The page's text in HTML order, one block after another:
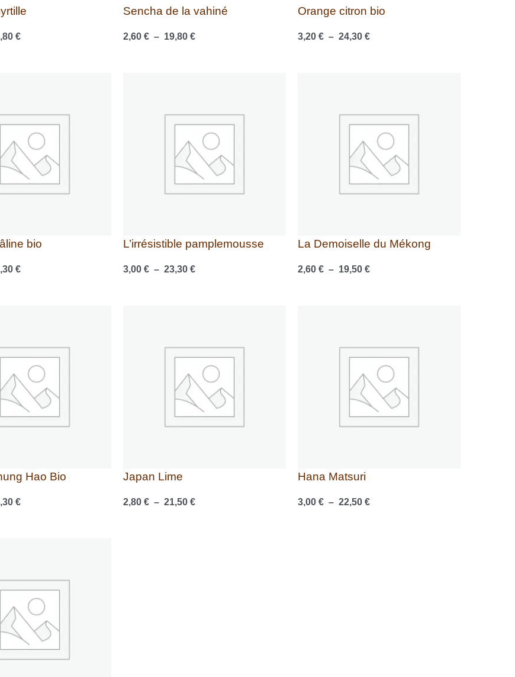
€
Sencha de la vahiné
2,60 € – 19,80 €
Orange citron bio
3,20 € – 24,30 €
bio
€
2,90 €
à
22,30 €
L’irrésistible pamplemousse
3,00 € – 23,30 €
3,00 €
à
23,30 €
La Demoiselle du Mékong
2,60 € – 19,50 €
2,60 €
à
19,50 €
Hao Bio
€
3,20 €
à
24,30 €
Japan Lime
2,80 € – 21,50 €
2,80 €
à
21,50 €
Hana Matsuri
3,00 € – 22,50 €
3,00 €
à
22,50 €
2,70 €
à
20,30 €